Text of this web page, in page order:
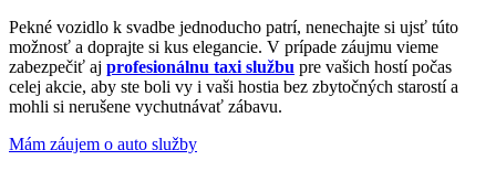
Pekné vozidlo k svadbe jednoducho patrí, nenechajte si ujsť túto
možnosť a doprajte si kus elegancie. V prípade záujmu vieme
zabezpečiť aj profesionálnu taxi službu pre vašich hostí počas
celej akcie, aby ste boli vy i vaši hostia bez zbytočných starostí a
mohli si nerušene vychutnávať zábavu.
Mám záujem o auto služby